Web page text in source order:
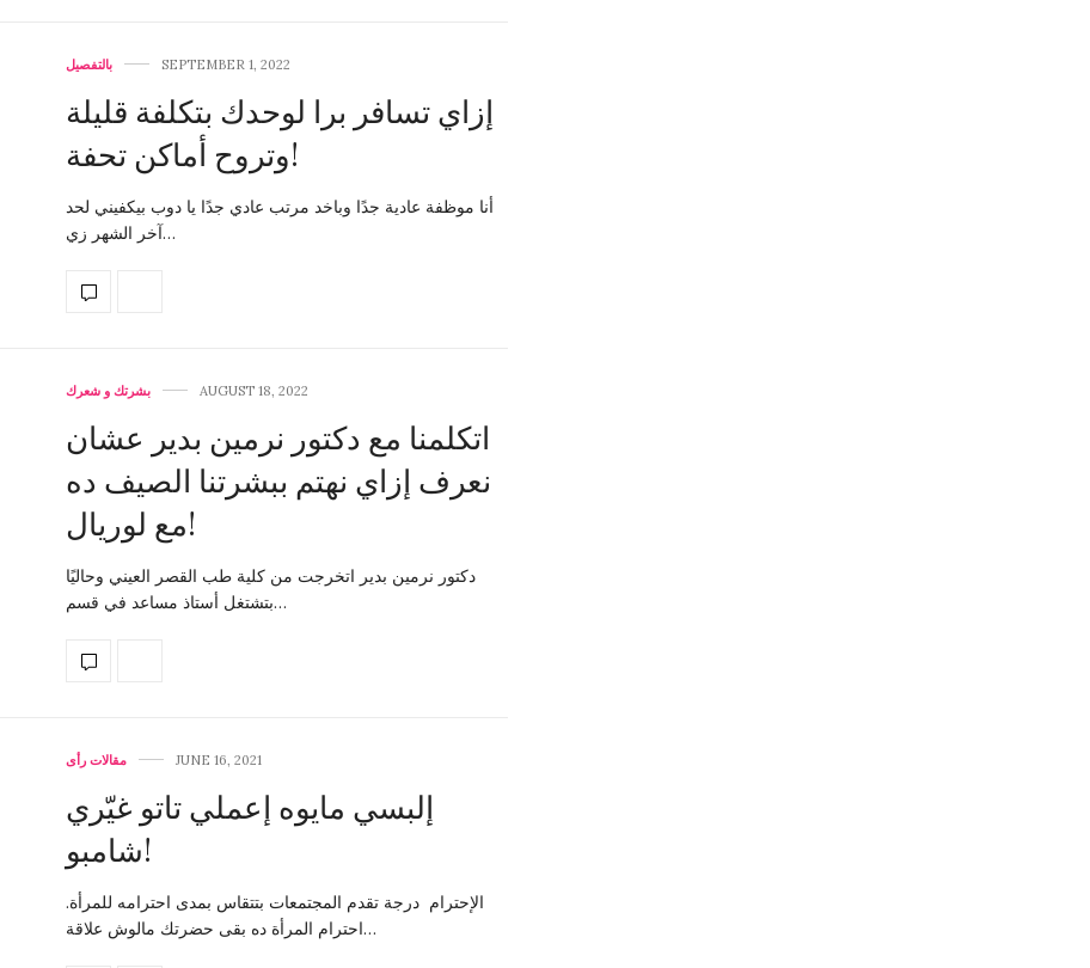
بالتفصيل SEPTEMBER 1, 2022
إزاي تسافر برا لوحدك بتكلفة قليلة
وتروح أماكن تحفة!
أنا موظفة عادية جدًا وباخد مرتب عادي جدًا يا دوب بيكفيني لحد
آخر الشهر زي…
بشرتك و شعرك AUGUST 18, 2022
اتكلمنا مع دكتور نرمين بدير عشان
نعرف إزاي نهتم ببشرتنا الصيف ده
مع لوريال!
دكتور نرمين بدير اتخرجت من كلية طب القصر العيني وحاليًا
بتشتغل أستاذ مساعد في قسم…
مقالات رأى JUNE 16, 2021
إلبسي مايوه إعملي تاتو غيّري
شامبو!
الإحترام درجة تقدم المجتمعات بتتقاس بمدى احترامه للمرأة.
احترام المرأة ده بقى حضرتك مالوش علاقة…